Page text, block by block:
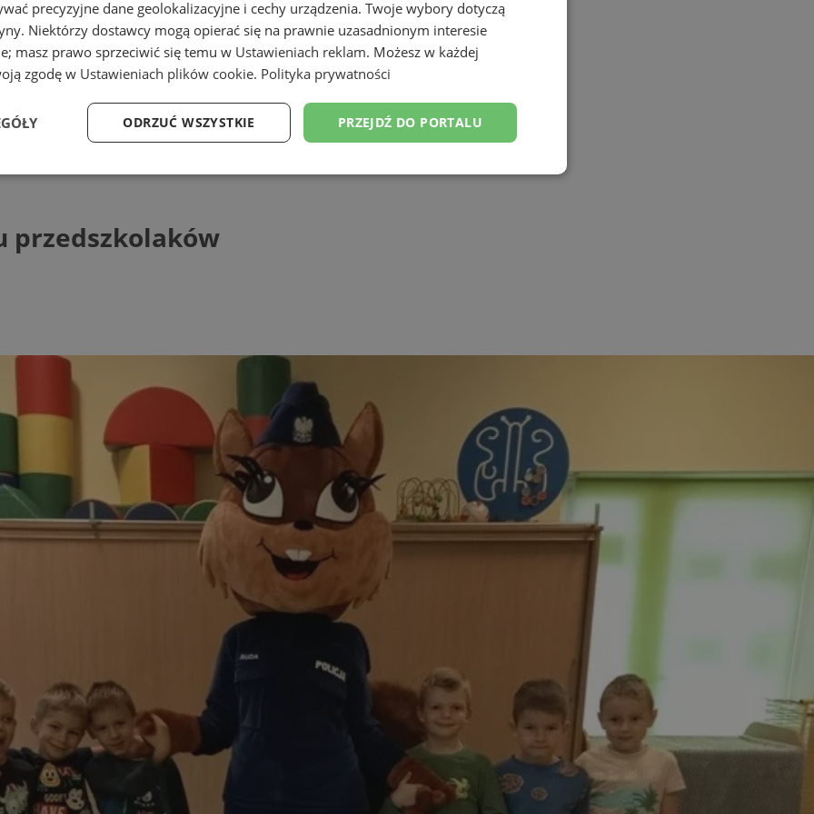
przedszkolaków
precyzyjne dane geolokalizacyjne i cechy urządzenia. Twoje wybory dotyczą
Niektórzy dostawcy mogą opierać się na prawnie uzasadnionym interesie
masz prawo sprzeciwić się temu w Ustawieniach reklam. Możesz w każdej
zgodę w Ustawieniach plików cookie. Polityka prywatności
PRZEJDŹ DO PORTALU
ODRZUĆ WSZYSTKIE
Wydajność Targetowanie Funkcjonalność Niesklasyfikowane
niezbędnych plików cookie nie można prawidłowo korzystać ze strony internetowej.
Provider
przechowywania
rudaslaska.com.pl 1 rok
Ten plik cookie przechowuje identyfikator sesji.
rudaslaska.com.pl 1 rok
Ten plik cookie przechowuje identyfikator sesji.
rudaslaska.com.pl
Ten plik cookie przechowuje identyfikator sesji.
.tiktok.com 1 tydzień 3 dni
Ten plik cookie jest używany do celów
uwierzytelniania i bezpieczeństwa, zapewniając, że
użytkownicy pozostają zalogowani, a ich dane są
zabezpieczone, jak poruszać się przez witrynę
internetową lub interakcji z jej usług.
Ten plik cookie służy do rozróżniania ludzi i botów.
Jest to korzystne dla strony internetowej, ponieważ
umożliwia tworzenie ważnych raportów na temat
korzystania z jej witryny internetowej.
29 minut 59
Ten plik cookie służy do rozróżniania ludzi i botów.
Jest to korzystne dla strony internetowej, ponieważ
umożliwia tworzenie ważnych raportów na temat
korzystania z jej witryny internetowej.
YouTube
.youtube.com
5 miesięcy 4
tygodnie
Ten plik cookie jest używany do przechowywania
zgody użytkownika i wyboru prywatności dla ich
interakcji z witryną. Rejestruje dane dotyczące
zgody odwiedzającego na różne polityki i
ustawienia prywatności, zapewniając, że ich
preferencje zostaną uhonorowane w przyszłych
CookieScript
4 tygodnie 2 dni
Ten plik cookie jest używany przez usługę Cookie-
Polityce prywatności Google